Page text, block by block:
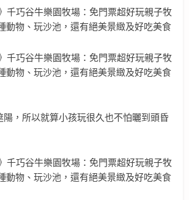
，所以就算小孩玩很久也不怕曬到頭昏